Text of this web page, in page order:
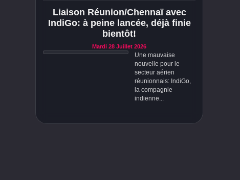
Liaison Réunion/Chennaï avec
IndiGo: à peine lancée, déjà finie
bientôt!
Mardi 28 Juillet 2026
Une mauvaise
nouvelle pour le
secteur aérien
réunionnais: IndiGo,
la compagnie
indienne...